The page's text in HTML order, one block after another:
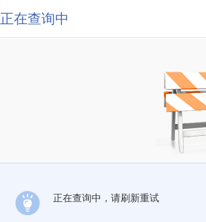
正在查询中
正在查询中，请刷新重试